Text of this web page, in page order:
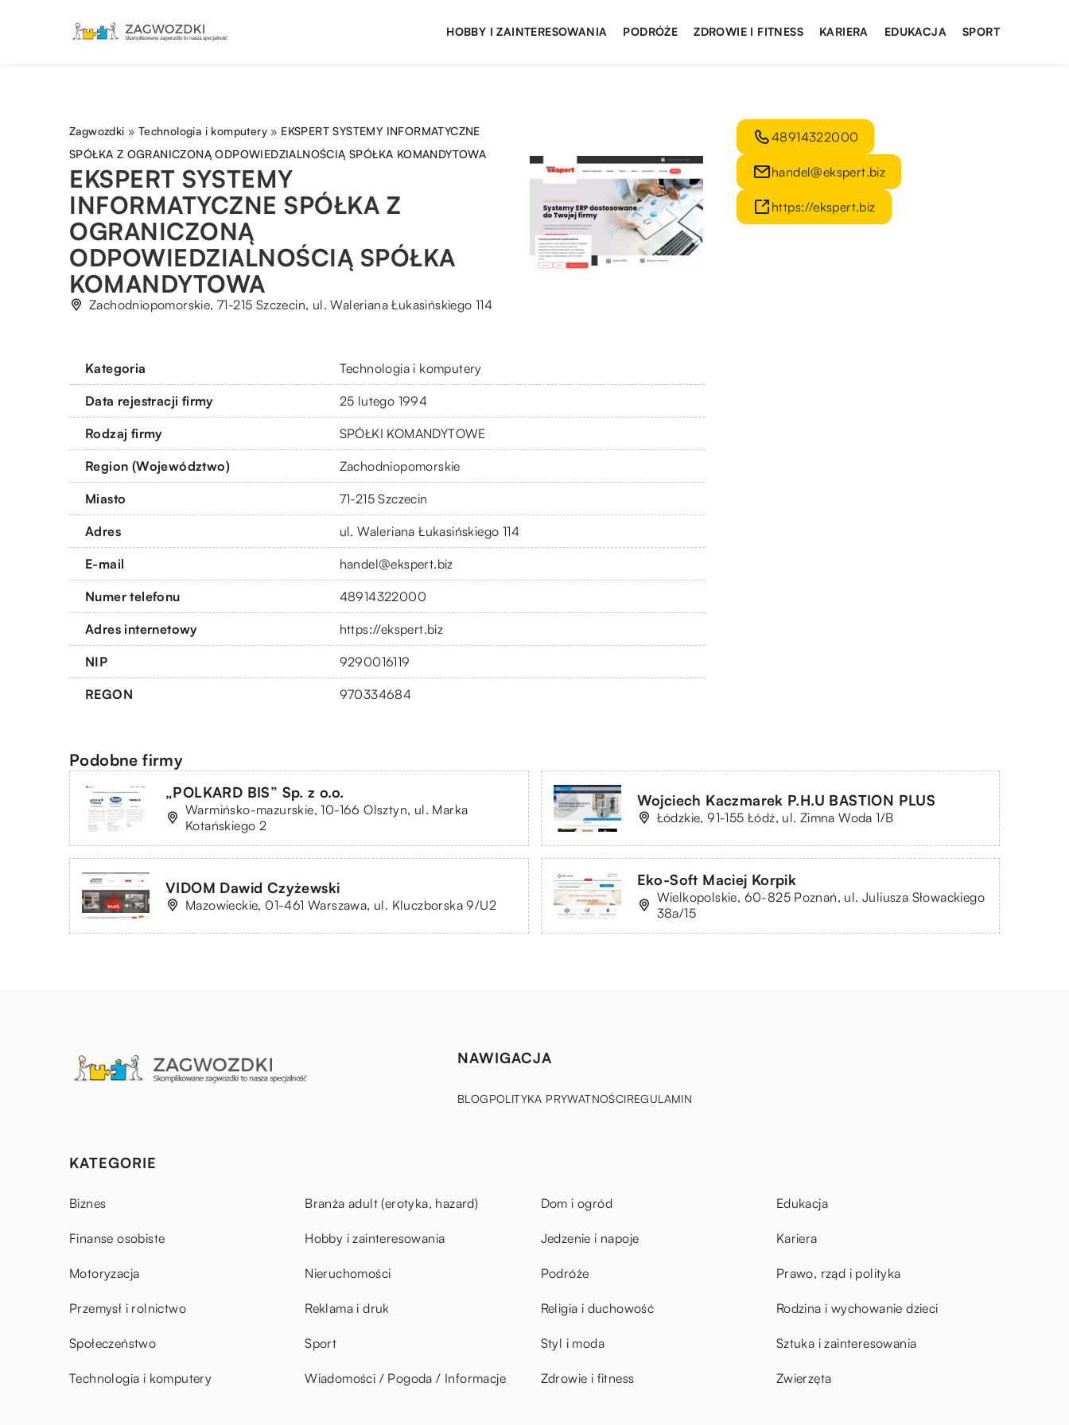
HOBBY I ZAINTERESOWANIA PODRÓŻE ZDROWIE I FITNESS KARIERA EDUKACJA SPORT
Zagwozdki » Technologia i komputery » EKSPERT SYSTEMY INFORMATYCZNE
SPÓŁKA Z OGRANICZONĄ ODPOWIEDZIALNOŚCIĄ SPÓŁKA KOMANDYTOWA
EKSPERT SYSTEMY
INFORMATYCZNE SPÓŁKA Z
OGRANICZONĄ
ODPOWIEDZIALNOŚCIĄ SPÓŁKA
KOMANDYTOWA
Zachodniopomorskie, 71-215 Szczecin, ul. Waleriana Łukasińskiego 114
Kategoria Technologia i komputery
Data rejestracji firmy 25 lutego 1994
Rodzaj firmy SPÓŁKI KOMANDYTOWE
Region (Województwo) Zachodniopomorskie
Miasto 71-215 Szczecin
Adres ul. Waleriana Łukasińskiego 114
E-mail handel@ekspert.biz
Numer telefonu 48914322000
Adres internetowy https://ekspert.biz
NIP 9290016119
REGON 970334684
48914322000
handel@ekspert.biz
https://ekspert.biz
Podobne firmy
„POLKARD BIS” Sp. z o.o.
Warmińsko-mazurskie, 10-166 Olsztyn, ul. Marka
Kotańskiego 2
Wojciech Kaczmarek P.H.U BASTION PLUS
Łódzkie, 91-155 Łódź, ul. Zimna Woda 1/B
VIDOM Dawid Czyżewski
Mazowieckie, 01-461 Warszawa, ul. Kluczborska 9/U2
Eko-Soft Maciej Korpik
Wielkopolskie, 60-825 Poznań, ul. Juliusza Słowackiego
38a/15
NAWIGACJA
BLOGPOLITYKA PRYWATNOŚCIREGULAMIN
KATEGORIE
Biznes Branża adult (erotyka, hazard) Dom i ogród Edukacja
Finanse osobiste Hobby i zainteresowania Jedzenie i napoje Kariera
Motoryzacja Nieruchomości Podróże Prawo, rząd i polityka
Przemysł i rolnictwo Reklama i druk Religia i duchowość Rodzina i wychowanie dzieci
Społeczeństwo Sport Styl i moda Sztuka i zainteresowania
Technologia i komputery Wiadomości / Pogoda / Informacje Zdrowie i fitness Zwierzęta